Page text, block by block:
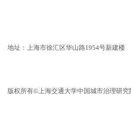
地址：上海市徐汇区华山路1954号新建楼
版权所有©上海交通大学中国城市治理研